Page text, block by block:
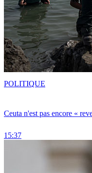
Ceuta n'est pas encore «
15:37
POLITIQUE